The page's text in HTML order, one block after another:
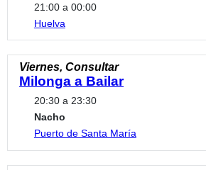
21:00 a 00:00
Huelva
Viernes, Consultar
Milonga a Bailar
20:30 a 23:30
Nacho
Puerto de Santa María